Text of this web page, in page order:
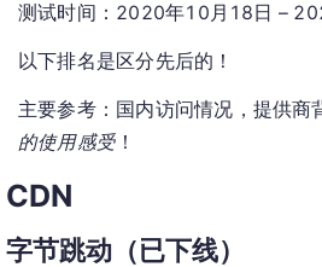
测试时间：2020年10月18日 –
以下排名是区分先后的！
主要参考：国内访问情况，提供商
的使用感受 ！
CDN
字节跳动（已下线）